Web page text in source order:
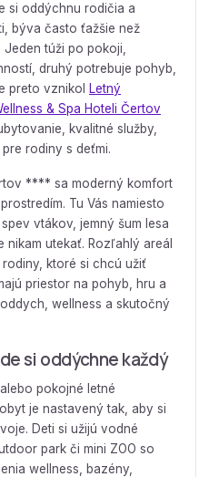
si oddýchnu rodičia a
býva často ťažšie než
túži po pokoji,
druhý potrebuje pohyb,
preto vznikol
Letný
& Spa Hoteli Čertov
kvalitné služby,
rodiny s deťmi.
**** sa moderný komfort
Tu Vás namiesto
vtákov, jemný šum lesa
utekať. Rozľahlý areál
ktoré si chcú užiť
priestor na pohyb, hru a
wellness a skutočný
si oddýchne každý
pokojné letné
je nastavený tak, aby si
Deti si užijú vodné
park či mini ZOO so
wellness, bazény,